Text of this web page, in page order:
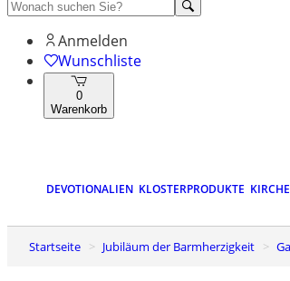
Anmelden
Wunschliste
0
Warenkorb
DEVOTIONALIEN KLOSTERPRODUKTE
Startseite Jubiläum der Barmherzigkeit